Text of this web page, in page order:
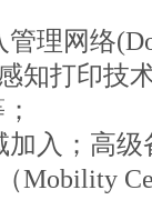
理网络
知打印技
入；高
Mobility